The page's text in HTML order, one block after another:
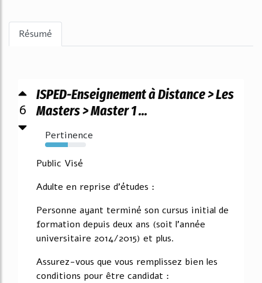
Résumé
6
ISPED-Enseignement à Distance > Les
Masters > Master 1 ...
Pertinence
56%
Public Visé
Adulte en reprise d'études :
Personne ayant terminé son cursus initial de
formation depuis deux ans (soit l'année
universitaire 2014/2015) et plus.
Assurez-vous que vous remplissez bien les
conditions pour être candidat :